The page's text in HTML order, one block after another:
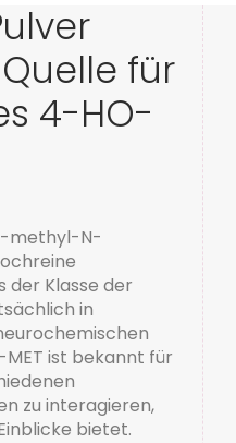
für
4-HO-
methyl-N-
der Klasse der
in
ist bekannt für
zu interagieren,
bietet.